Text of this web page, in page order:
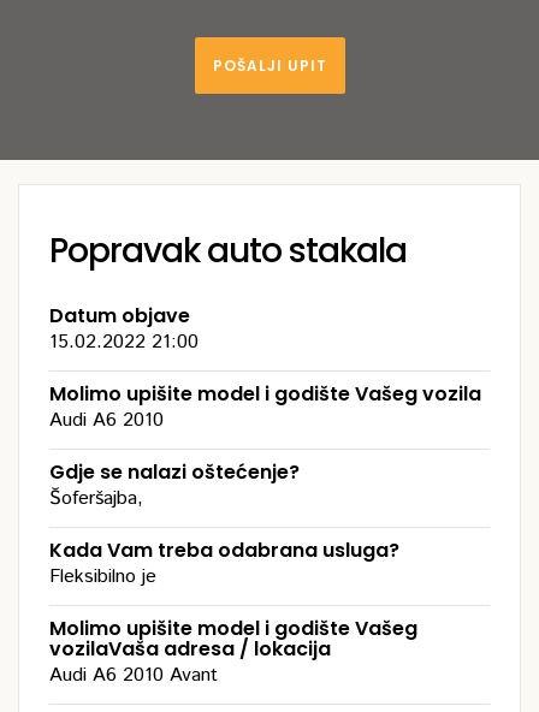
POŠALJI UPIT
Popravak auto stakala
Datum objave
15.02.2022 21:00
Molimo upišite model i godište Vašeg vozila
Audi A6 2010
Gdje se nalazi oštećenje?
Šoferšajba,
Kada Vam treba odabrana usluga?
Fleksibilno je
Molimo upišite model i godište Vašeg
vozilaVaša adresa / lokacija
Audi A6 2010 Avant